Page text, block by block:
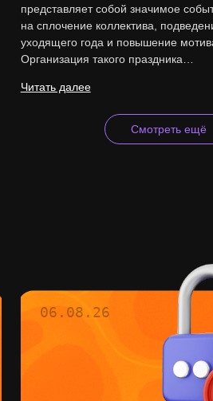
представляет собой значимое
на сплочение коллектива,
уходящего года и повышение
Организация такого праздника…
Читать далее
Смотреть ещё
06.08.26